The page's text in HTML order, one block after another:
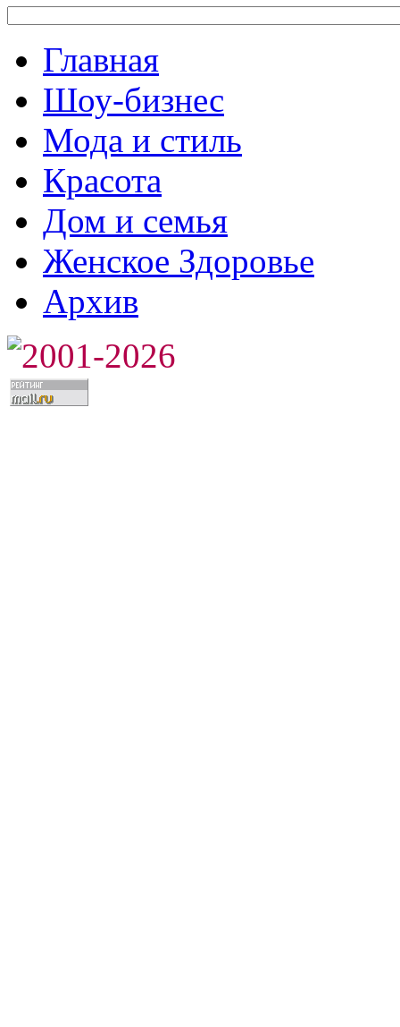
Главная
Шоу-бизнес
Мода и стиль
Красота
Дом и семья
Женское Здоровье
Архив
2001-2026